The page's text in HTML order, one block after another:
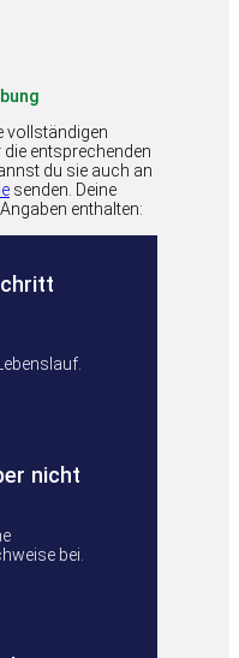
vollständigen
entsprechenden
du sie auch an
senden. Deine
enthalten:
nicht
bei.